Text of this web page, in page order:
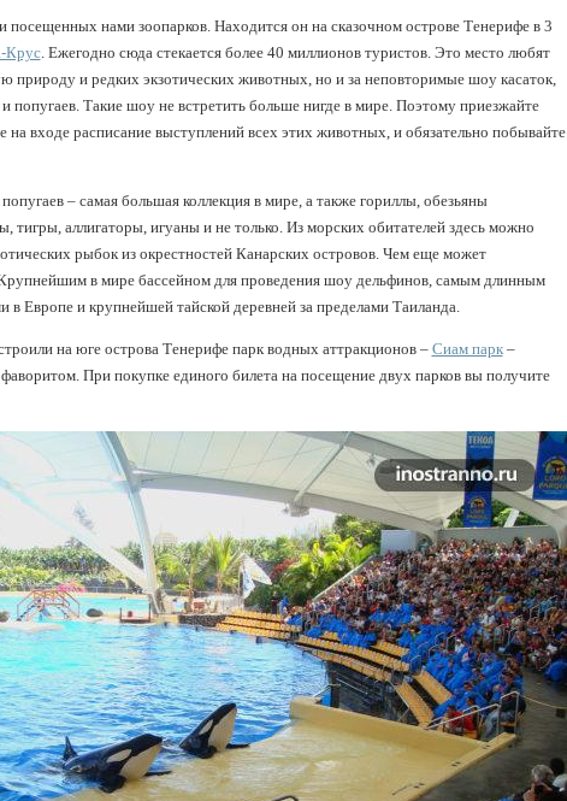
посещенных нами зоопарков. Находится он на сказочном острове Тенерифе в 3
Крус. Ежегодно сюда стекается более 40 миллионов туристов. Это место любят
природу и редких экзотических животных, но и за неповторимые шоу касаток,
попугаев. Такие шоу не встретить больше нигде в мире. Поэтому приезжайте
на входе расписание выступлений всех этих животных, и обязательно побывайте
– самая большая коллекция в мире, а также гориллы, обезьяны
аллигаторы, игуаны и не только. Из морских обитателей здесь можно
рыбок из окрестностей Канарских островов. Чем еще может
в мире бассейном для проведения шоу дельфинов, самым длинным
в Европе и крупнейшей тайской деревней за пределами Таиланда.
на юге острова Тенерифе парк водных аттракционов – Сиам парк–
При покупке единого билета на посещение двух парков вы получите